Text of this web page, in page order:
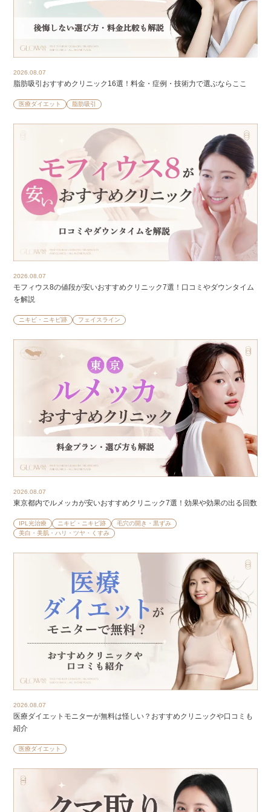
2026.08.07
脂肪吸引おすすめクリニック16選！料金・症例・技術力で選ぶならここ
医療ダイエット 脂肪吸引
2026.08.07
モフィウス8の値段が安いおすすめクリニック7選！口コミやダウンタイム
を解説
ニキビ・ニキビ跡 フェイスライン
2026.08.07
東京都内でルメッカが安いおすすめクリニック7選！効果や効果の出る回数
IPL光治療 ニキビ・ニキビ跡
毛穴の開き・黒ずみ
美白・美肌・ハリ・ツヤ・くすみ
2026.08.07
医療ダイエットモニターが無料は怪しい？おすすめクリニックや口コミも
紹介
医療ダイエット